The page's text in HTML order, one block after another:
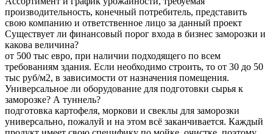
производительность, конечный потребитель, представить
свою компанию и ответственное лицо за данный проект
Существует ли финансовый порог входа в бизнес заморозки и
какова величина?
от 500 тыс евро, при наличии подходящего по всем
требованиям здания. Если необходимо строить, то от 30 до 50
тыс руб/м2, в зависимости от назначения помещения.
Универсальное ли оборудование для подготовки сырья к
заморозке? А туннель?
подготовка картофеля, моркови и свеклы для заморозки
универсально, пожалуй и на этом всё заканчивается. Каждый